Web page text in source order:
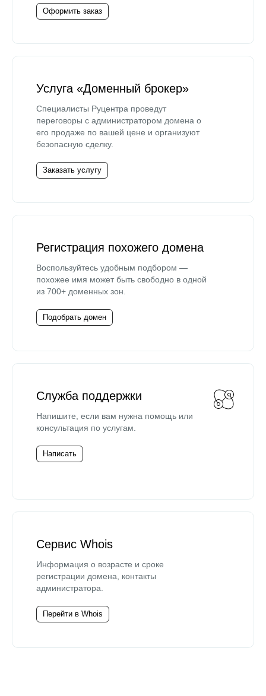
Оформить заказ
Услуга «Доменный брокер»
Специалисты Руцентра проведут
переговоры с администратором домена о
его продаже по вашей цене и организуют
безопасную сделку.
Заказать услугу
Регистрация похожего домена
Воспользуйтесь удобным подбором —
похожее имя может быть свободно в одной
из 700+ доменных зон.
Подобрать домен
Служба поддержки
Напишите, если вам нужна помощь или
консультация по услугам.
Написать
Сервис Whois
Информация о возрасте и сроке
регистрации домена, контакты
администратора.
Перейти в Whois